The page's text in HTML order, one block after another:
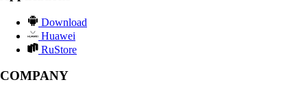
Download
Huawei
RuStore
COMPANY